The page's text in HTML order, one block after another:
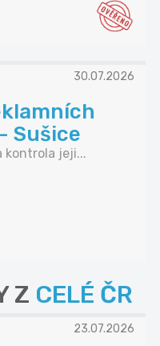
30.07.2026
Sušice
kontrola jeji...
Z CELÉ ČR
23.07.2026